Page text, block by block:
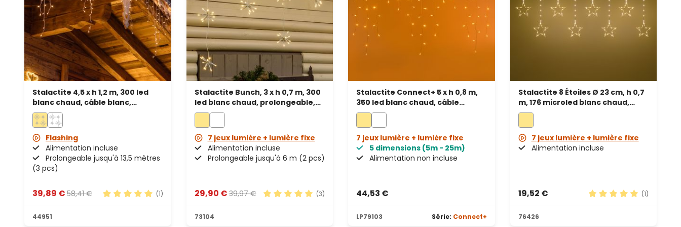
Stalactite 4,5 x h 1,2 m, 300 led
blanc chaud, câble blanc,
prolongeable
Flashing
Alimentation incluse
Prolongeable jusqu'à 13,5 mètres
(3 pcs)
39,89 € 58,41 € (1)
44951
Stalactite Bunch, 3 x h 0,7 m, 300
led blanc chaud, prolongeable,
câble blanc
7 jeux lumière + lumière fixe
Alimentation incluse
Prolongeable jusqu'à 6 m (2 pcs)
29,90 €39,97 € (3)
73104
Stalactite Connect+ 5 x h 0,8 m,
350 led blanc chaud, câble
transparent, prolongeable
7 jeux lumière + lumière fixe
5 dimensions (5m - 25m)
Alimentation non incluse
44,53 €
LP79103 Série: Connect+
Stalactite 8 Étoiles Ø 23 cm, h 0,7
m, 176 microled blanc chaud,
câble métallique argenté
7 jeux lumière + lumière fixe
Alimentation incluse
19,52 €
(1)
76426